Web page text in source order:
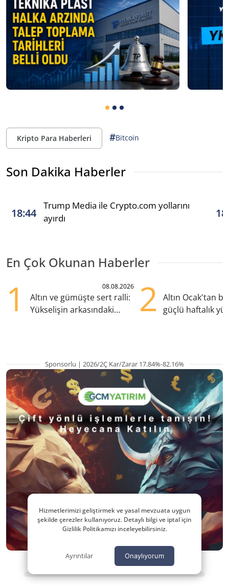
Kripto Para Haberleri #Bitcoin
Son Dakika Haberler
18:44
Trump Media ile Crypto.com yollarını
ayırdı
En Çok Okunan Haberler
1 08.08.2026
Altın ve gümüşte sert ralli:
Yükselişin arkasındaki
2
Altın Ocak'tan
güçlü haftalık
Sponsorlu | 2026/2Ç Kar/Zarar 17.84%-82.16%
Hizmetlerimizi geliştirmek ve yasal mevzuata uygun
şekilde çerezler kullanıyoruz. Detaylı bilgi ve iptal için
Gizlilik Politikamızı inceleyebilirsiniz.
Ayrıntılar Onaylıyorum